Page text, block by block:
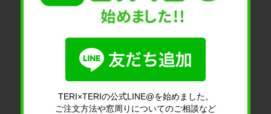
TERI×TERIの公式LINE@を始めました。
ご注文方法や窓周りについてのご相談など